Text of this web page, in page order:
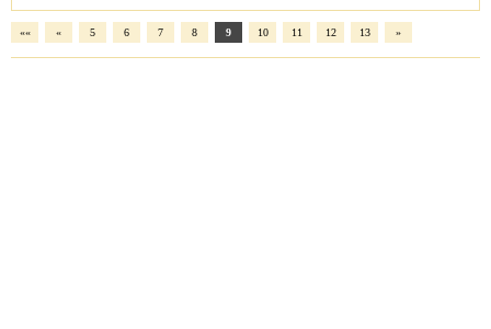
«« « 5 6 7 8 9 10 11 12 13 »